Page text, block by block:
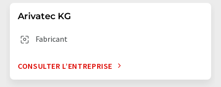
Arivatec KG
Fabricant
CONSULTER L’ENTREPRISE